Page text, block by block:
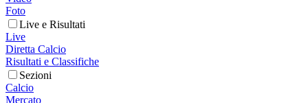
Foto
Live e Risultati
Live
Diretta Calcio
Risultati e Classifiche
Sezioni
Calcio
Mercato